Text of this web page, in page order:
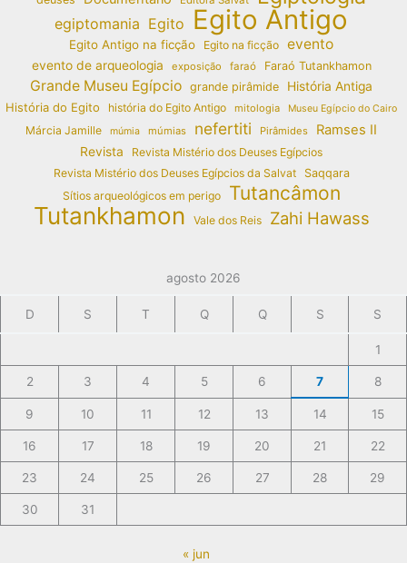
egiptomania Egito Egito Antigo
Egito Antigo na ficção Egito na ficção evento
evento de arqueologia exposição faraó Faraó Tutankhamon
Grande Museu Egípcio grande pirâmide
História Antiga
História do Egito
história do Egito Antigo mitologia Museu Egípcio do Cairo
Márcia Jamille múmia múmias nefertiti Pirâmides Ramses II
Revista
Revista Mistério dos Deuses Egípcios
Revista Mistério dos Deuses Egípcios da Salvat
Saqqara
Sítios arqueológicos em perigo
Tutancâmon
Tutankhamon Vale dos Reis Zahi Hawass
agosto 2026
D S T Q Q S S
1
2 3 4 5 6 7 8
9 10 11 12 13 14 15
16 17 18 19 20 21 22
23 24 25 26 27 28 29
30 31
« jun